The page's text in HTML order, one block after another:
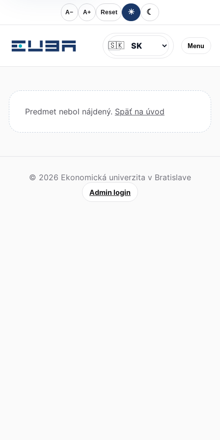
A− A+ Reset ☀ ☾
Menu
Jazyk
🇸🇰
Predmet nebol nájdený. Späť na úvod
© 2026 Ekonomická univerzita v Bratislave
Admin login